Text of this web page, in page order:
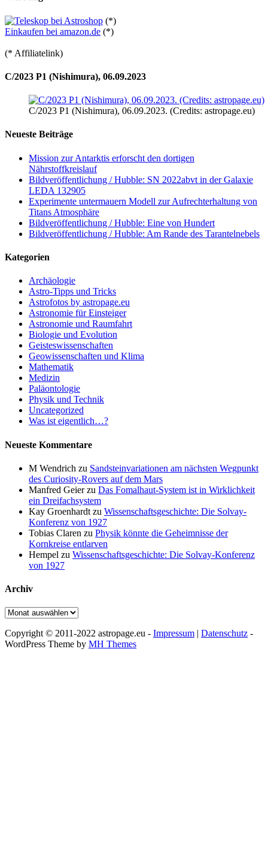
(*)
Einkaufen bei amazon.de (*)
(* Affiliatelink)
C/2023 P1 (Nishimura), 06.09.2023
C/2023 P1 (Nishimura), 06.09.2023. (Credits: astropage.eu)
Neueste Beiträge
Mission zur Antarktis erforscht den dortigen
Nährstoffkreislauf
Bildveröffentlichung / Hubble: SN 2022abvt in der Galaxie
LEDA 132905
Experimente untermauern Modell zur Aufrechterhaltung von
Titans Atmosphäre
Bildveröffentlichung / Hubble: Eine von Hundert
Bildveröffentlichung / Hubble: Am Rande des Tarantelnebels
Kategorien
Archäologie
Astro-Tipps und Tricks
Astrofotos by astropage.eu
Astronomie für Einsteiger
Astronomie und Raumfahrt
Biologie und Evolution
Geisteswissenschaften
Geowissenschaften und Klima
Mathematik
Medizin
Paläontologie
Physik und Technik
Uncategorized
Was ist eigentlich…?
Neueste Kommentare
M Wendrich zu Sandsteinvariationen am nächsten Wegpunkt
des Curiosity-Rovers auf dem Mars
Manfred Geierzu Das Fomalhaut-System ist in Wirklichkeit
ein Dreifachsystem
Kay Groenhardt zu Wissenschaftsgeschichte: Die Solvay-
Konferenz von 1927
Tobias Claren zu Physik könnte die Geheimnisse der
Kornkreise entlarven
Hempel zu Wissenschaftsgeschichte: Die Solvay-Konferenz
von 1927
Archiv
Archiv
Copyright © 2011-2022 astropage.eu - Impressum | Datenschutz -
WordPress Theme by MH Themes